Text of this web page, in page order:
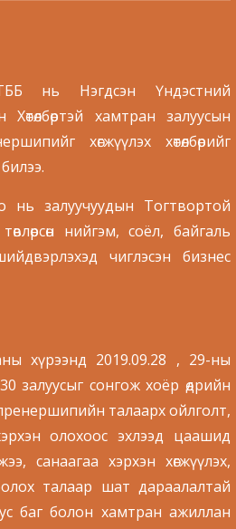
нь Нэгдсэн Үндэстний
Хөтөлбөртэй хамтран залуусын
хөгжүүлэх хөтөлбөрийг
нь залуучуудын Тогтвортой
нийгэм, соёл, байгаль
чиглэсэн бизнес
хүрээнд 2019.09.28 , 29-ны
залуусыг сонгож хоёр өдрийн
талаарх ойлголт,
олохоос эхлээд цаашид
санаагаа хэрхэн хөгжүүлэх,
болох талаар шат дараалалтай
баг болон хамтран ажиллан